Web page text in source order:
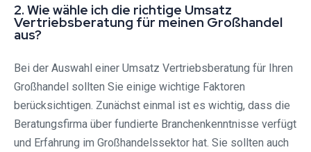
2. Wie wähle ich die richtige Umsatz
Vertriebsberatung für meinen Großhandel
aus?
Bei der Auswahl einer Umsatz Vertriebsberatung für Ihren
Großhandel sollten Sie einige wichtige Faktoren
berücksichtigen. Zunächst einmal ist es wichtig, dass die
Beratungsfirma über fundierte Branchenkenntnisse verfügt
und Erfahrung im Großhandelssektor hat. Sie sollten auch